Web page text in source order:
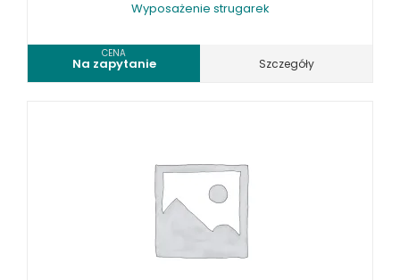
SPRĘŻARKI I NARZĘDZIA PNEUMATYCZNE
Wyposażenie strugarek
CENA
Na zapytanie Szczegóły